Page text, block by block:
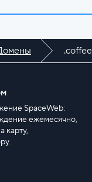
.coffee
SpaceWeb:
ежемесячно,
карту,